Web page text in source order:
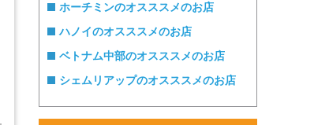
ホーチミンのオスススメのお店
ハノイのオスススメのお店
ベトナム中部のオスススメのお店
シェムリアップのオスススメのお店